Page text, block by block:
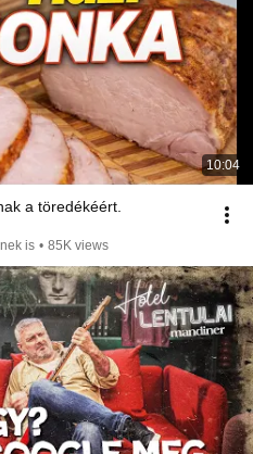
10:04
a töredékéért.
is • 85K views